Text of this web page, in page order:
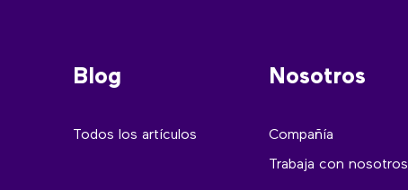
Blog
Todos los artículos
Nosotros
Compañía
Trabaja con nosotros